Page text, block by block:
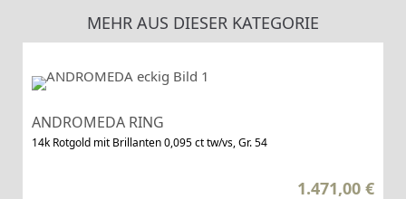
MEHR AUS DIESER KATEGORIE
ANDROMEDA RING
14k Rotgold mit Brillanten 0,095 ct tw/vs, Gr. 54
1.471,00 €